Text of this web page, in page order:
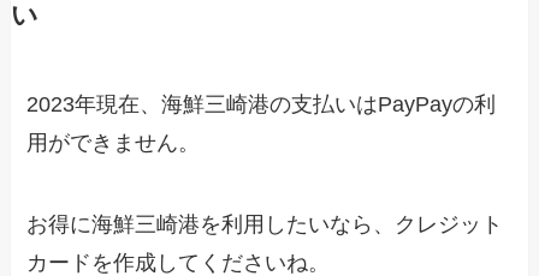
い
2023年現在、海鮮三崎港の支払いはPayPayの利
用ができません。
お得に海鮮三崎港を利用したいなら、クレジット
カードを作成してくださいね。